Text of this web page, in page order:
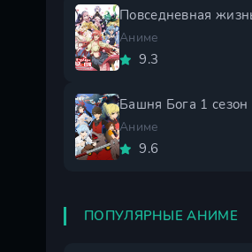
Аниме
9.3
Башня Бога 1 сезон
Аниме
9.6
ПОПУЛЯРНЫЕ АНИМЕ